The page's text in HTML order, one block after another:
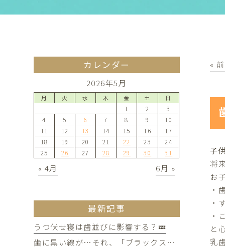
«
子
将
お
・
・
・
と
乳
カレンダー
2026年5月
月 火 水 木 金 土 日
1 2
3
4
5 6 7 8 9
10
11
12 13 14 15 16
17
18
19 20 21 22 23
24
25
26 27 28 29 30 31
« 4月 6月 »
最新記事
うつ伏せ寝は歯並びに影響する？💤
歯に黒い線が…それ、「ブラックステイン」かもしれません！